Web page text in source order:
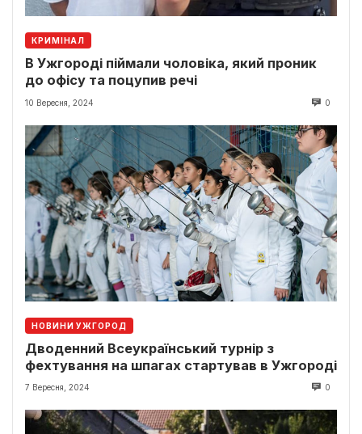
КРИМІНАЛ
В Ужгороді піймали чоловіка, який проник
до офісу та поцупив речі
10 Вересня, 2024 0
НОВИНИ УЖГОРОД
Дводенний Всеукраїнський турнір з
фехтування на шпагах стартував в Ужгороді
7 Вересня, 2024 0